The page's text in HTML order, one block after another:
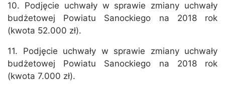
10. Podjęcie uchwały w sprawie zmiany uchwały
budżetowej Powiatu Sanockiego na 2018 rok
(kwota 52.000 zł).
11. Podjęcie uchwały w sprawie zmiany uchwały
budżetowej Powiatu Sanockiego na 2018 rok
(kwota 7.000 zł).